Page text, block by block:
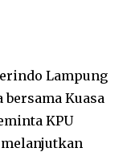
Lampung
bersama Kuasa
KPU